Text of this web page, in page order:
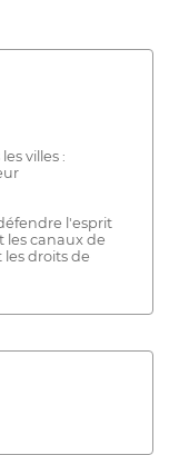
villes :
l'esprit
les canaux de
droits de